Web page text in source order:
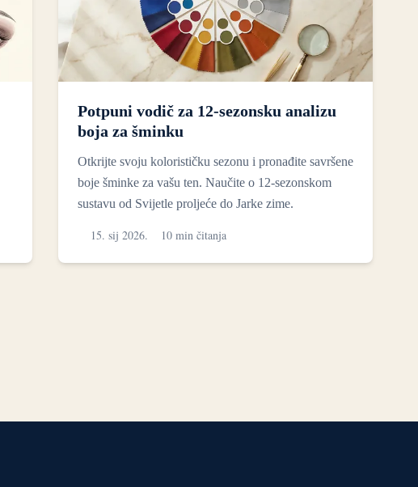
Potpuni vodič za 12-sezonsku analizu
boja za šminku
Otkrijte svoju kolorističku sezonu i pronađite savršene
boje šminke za vašu ten. Naučite o 12-sezonskom
sustavu od Svijetle proljeće do Jarke zime.
15. sij 2026. 10 min čitanja